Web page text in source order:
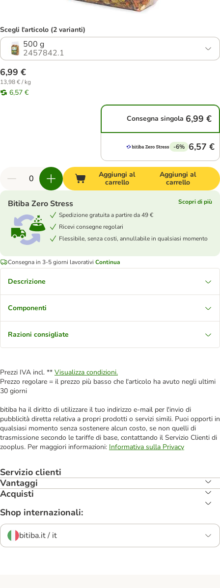
Scegli l'articolo (2 varianti)
500 g
2457842.1
6,99 €
13,98 € / kg
6,57 €
Consegna singola 6,99 €
-6% 6,57 €
Aggiungi al
carrello
Aggiungi al
carrello
Bitiba Zero Stress
Scopri di più
Spedizione gratuita a partire da 49 €
Ricevi consegne regolari
Flessibile, senza costi, annullabile in qualsiasi momento
Consegna in 3-5 giorni lavorativi Continua
Descrizione
Componenti
Razioni consigliate
Prezzi IVA incl. ** Visualizza condizioni.
Prezzo regolare = il prezzo più basso che l'articolo ha avuto negli ultimi
30 giorni
bitiba ha il diritto di utilizzare il tuo indirizzo e-mail per l'invio di
pubblicità diretta relativa a propri prodotti o servizi simili. Puoi opporti in
qualsiasi momento senza sostenere alcun costo, se non quelli di
trasmissione secondo le tariffe di base, contattando il Servizio Clienti di
zooplus. Per maggiori informazioni: Informativa sulla Privacy
Servizio clienti
Vantaggi
Acquisti
Shop internazionali:
bitiba.it / it